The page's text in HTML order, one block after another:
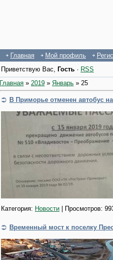
Главная Мой профиль
Приветствую Вас, Гость · RSS
Главная » 2019 » Январь » 25
В Приморье отменен автобус
Категория: Новости | Просмотров:
Временный мост к поселку